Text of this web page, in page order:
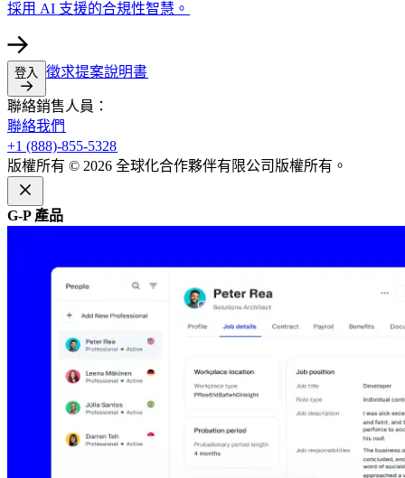
採用 AI 支援的合規性智慧。​​
登入​​ 徵求提案說明書​​
聯絡銷售人員：​​
聯絡我們​​
+1 (888)-855-5328​​
版權所有 © 2026 全球化合作夥伴有限公司版權所有。​​
G-P 產品​​